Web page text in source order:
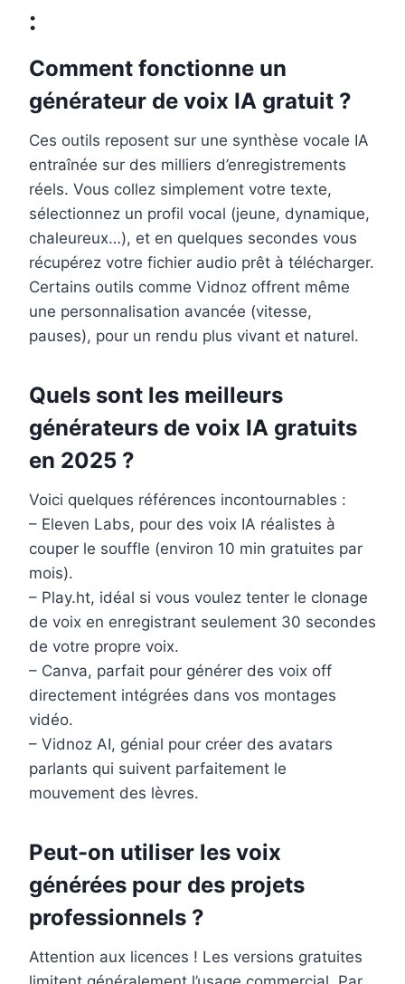
:
Comment fonctionne un
générateur de voix IA gratuit ?
Ces outils reposent sur une synthèse vocale IA
entraînée sur des milliers d’enregistrements
réels. Vous collez simplement votre texte,
sélectionnez un profil vocal (jeune, dynamique,
chaleureux…), et en quelques secondes vous
récupérez votre fichier audio prêt à télécharger.
Certains outils comme Vidnoz offrent même
une personnalisation avancée (vitesse,
pauses), pour un rendu plus vivant et naturel.
Quels sont les meilleurs
générateurs de voix IA gratuits
en 2025 ?
Voici quelques références incontournables :
– Eleven Labs, pour des voix IA réalistes à
couper le souffle (environ 10 min gratuites par
mois).
– Play.ht, idéal si vous voulez tenter le clonage
de voix en enregistrant seulement 30 secondes
de votre propre voix.
– Canva, parfait pour générer des voix off
directement intégrées dans vos montages
vidéo.
– Vidnoz AI, génial pour créer des avatars
parlants qui suivent parfaitement le
mouvement des lèvres.
Peut-on utiliser les voix
générées pour des projets
professionnels ?
Attention aux licences ! Les versions gratuites